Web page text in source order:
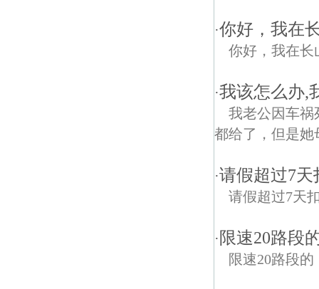
·你好，我在
你好，我在长
·我该怎么办,
我老公因车祸
都给了，但是她
·请假超过7
请假超过7天
· 限速20路段
限速20路段